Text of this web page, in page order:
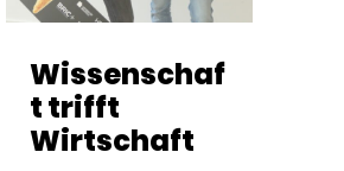
Wissenschaf
t trifft
Wirtschaft